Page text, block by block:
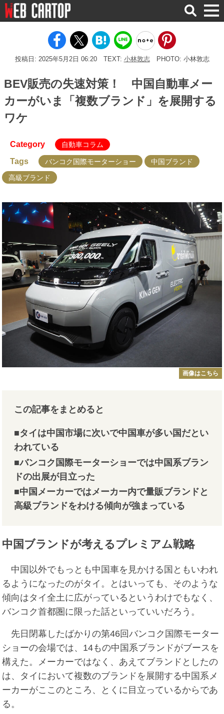
検
索
投稿日: 2025年5月2日 06:20 TEXT: 小林敦志 PHOTO: 小林敦志
BEV販売の失速対策！ 中国自動車メー
カーがいま「複数ブランド」を展開する
ワケ
Category 自動車コラム
Tags バンコク国際モーターショー
中国ブランド
高級ブランド
画像はこちら
この記事をまとめると
■タイは中国市場に次いで中国車が多い国だとい
われている
■バンコク国際モーターショーでは中国系ブラン
ドの出展が目立った
■中国メーカーではメーカー内で量販ブランドと
高級ブランドをわける傾向が強まっている
中国ブランドが考えるプレミアム戦略
中国以外でもっとも中国車を見かける国ともいわれ
るようになったのがタイ。とはいっても、そのような
傾向はタイ全土に広がっているというわけでもなく、
バンコク首都圏に限った話といっていいだろう。
先日閉幕したばかりの第46回バンコク国際モーター
ショーの会場では、14もの中国系ブランドがブースを
構えた。メーカーではなく、あえてブランドとしたの
は、タイにおいて複数のブランドを展開する中国系メ
ーカーがここのところ、とくに目立っているからであ
る。